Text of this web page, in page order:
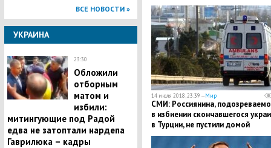
ВСЕ НОВОСТИ »
УКРАИНА
23:30
Обложили
отборным
матом и
избили:
митингующие под Радой
едва не затоптали нардепа
Гаврилюка – кадры
14 июля 2018, 23:39 —Мир
СМИ: Россиянина,
в избиении скончавшегося
в Турции, не пустили домой